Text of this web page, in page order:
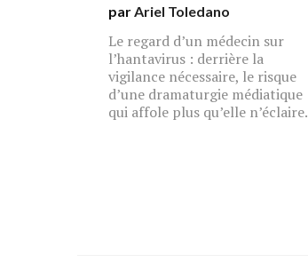
parAriel Toledano
Le regard d’un médecin sur
l’hantavirus : derrière la
vigilance nécessaire, le risque
d’une dramaturgie médiatique
qui affole plus qu’elle n’éclaire.